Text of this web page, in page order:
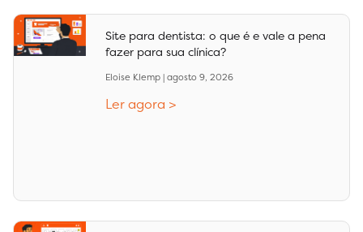
Site para dentista: o que é e vale a pena
fazer para sua clínica?
Eloise Klemp agosto 9, 2026
Ler agora >